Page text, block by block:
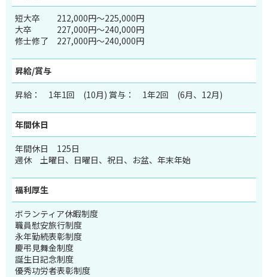
短大卒
212,000円～225,000円
大卒
227,000円～240,000円
修士修了
227,000円～240,000円
昇給/賞与
昇給： 1年1回 (10月) 賞与： 1年2回 (6月、12月)
年間休日
年間休日 125日
週休 土曜日、日曜日、祝日、お盆、年末年始
福利厚生
ボランティア休暇制度
職員慰安旅行制度
永年勤続表彰制度
慶弔見舞金制度
誕生日記念制度
優秀功労者表彰制度